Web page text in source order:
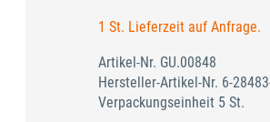
1 St. Lieferzeit auf Anfrage.
Artikel-Nr. GU.00848
Hersteller-Artikel-Nr. 6-
Verpackungseinheit 5 St.